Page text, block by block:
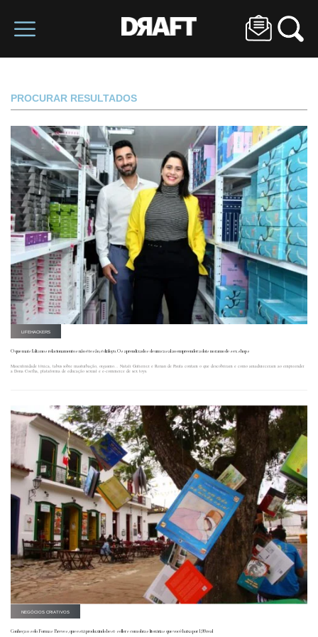
PROCURAR RESULTADOS
LIFEHACKERS
O que mais falta nos relacionamentos não é tesão, é diálogo. Os aprendizados de um casal ao empreender a dois no ramo de sex shops
Masculinidade tóxica, tabus sobre masturbação, orgasmo... Natali Gutierrez e Renan de Paula contam o que descobriram e como amadureceram ao empreender
a Dona Coelha, plataforma de educação sexual e e-commerce de sex toys.
NEGÓCIOS CRIATIVOS
Conheça o selo Formas Breves, que está produzindo best-sellers com obras literárias que você baixa por 1,99 real